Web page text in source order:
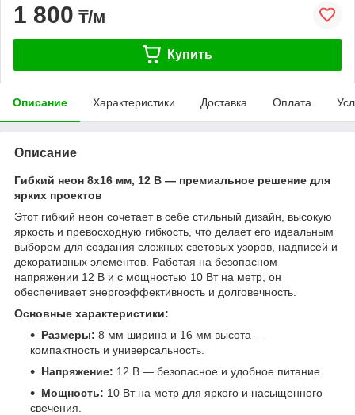
1 800 ₸/м
Купить
Описание Характеристики Доставка Оплата
Описание
Гибкий неон 8x16 мм, 12 В — премиальное решение для
ярких проектов
Этот гибкий неон сочетает в себе стильный дизайн, высокую
яркость и превосходную гибкость, что делает его идеальным
выбором для создания сложных световых узоров, надписей и
декоративных элементов. Работая на безопасном
напряжении 12 В и с мощностью 10 Вт на метр, он
обеспечивает энергоэффективность и долговечность.
Основные характеристики:
Размеры: 8 мм ширина и 16 мм высота —
компактность и универсальность.
Напряжение: 12 В — безопасное и удобное питание.
Мощность: 10 Вт на метр для яркого и насыщенного
свечения.